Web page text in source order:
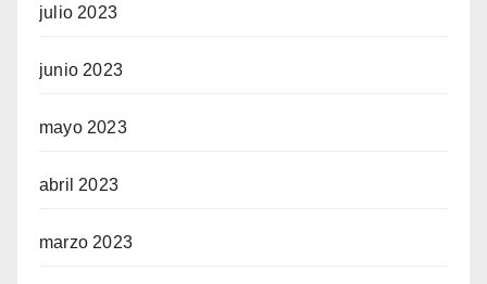
julio 2023
junio 2023
mayo 2023
abril 2023
marzo 2023